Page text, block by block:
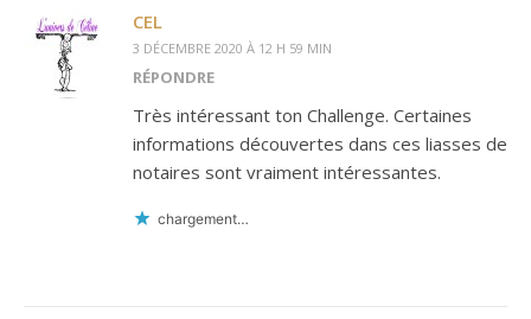
CEL
3 DÉCEMBRE 2020 À 12 H 59 MIN
RÉPONDRE
Très intéressant ton Challenge. Certaines
informations découvertes dans ces liasses de
notaires sont vraiment intéressantes.
chargement…